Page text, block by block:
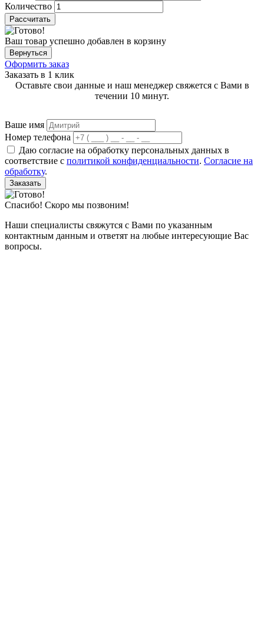
Количество
Рассчитать
Ваш товар успешно добавлен в корзину
Вернуться
Оформить заказ
Заказать в 1 клик
Оставьте свои данные и наш менеджер свяжется с Вами в
течении 10 минут.
Ваше имя
Номер телефона
Даю согласие на обработку персональных данных в
соответствие с политикой конфиденциальности. Согласие на
обработку.
Заказать
Спасибо! Скоро мы позвоним!
Наши специалисты свяжутся с Вами по указанным
контактным данным и ответят на любые интересующие Вас
вопросы.